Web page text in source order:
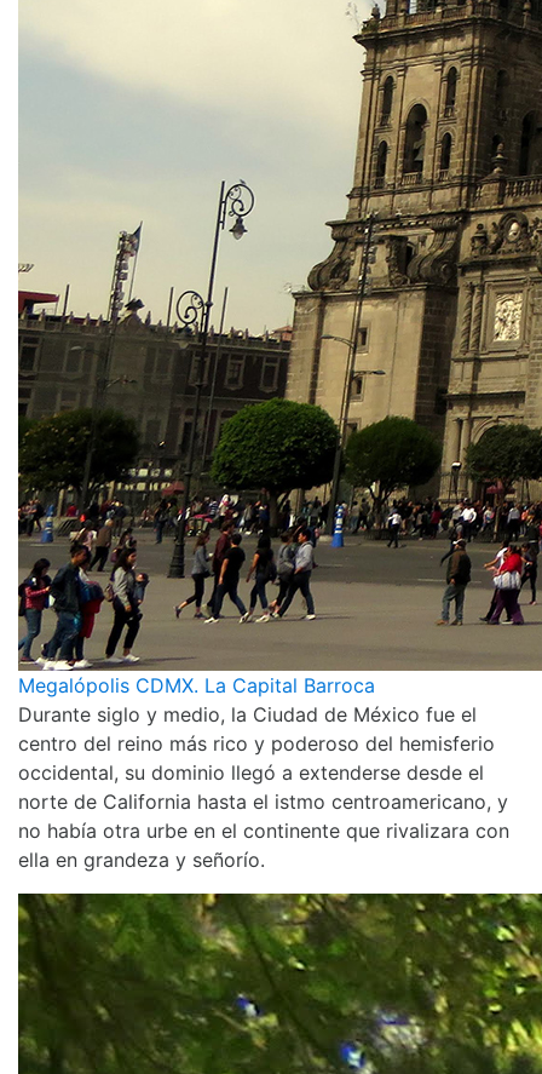
Megalópolis CDMX. La Capital Barroca
Durante siglo y medio, la Ciudad de México fue el
centro del reino más rico y poderoso del hemisferio
occidental, su dominio llegó a extenderse desde el
norte de California hasta el istmo centroamericano, y
no había otra urbe en el continente que rivalizara con
ella en grandeza y señorío.